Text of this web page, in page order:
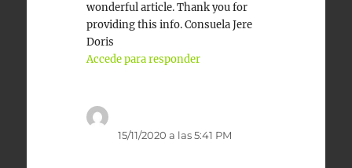
wonderful article. Thank you for
providing this info. Consuela Jere
Doris
Accede para responder
15/11/2020 a las 5:41 PM